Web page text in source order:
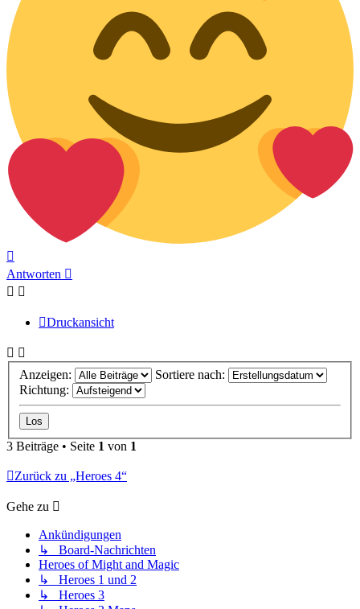
oben
Antworten
Druckansicht
Anzeigen:
Sortiere nach:
Richtung:
3 Beiträge • Seite 1 von 1
Zurück zu „Heroes 4“
Gehe zu
Ankündigungen
↳ Board-Nachrichten
Heroes of Might and Magic
↳ Heroes 1 und 2
↳ Heroes 3